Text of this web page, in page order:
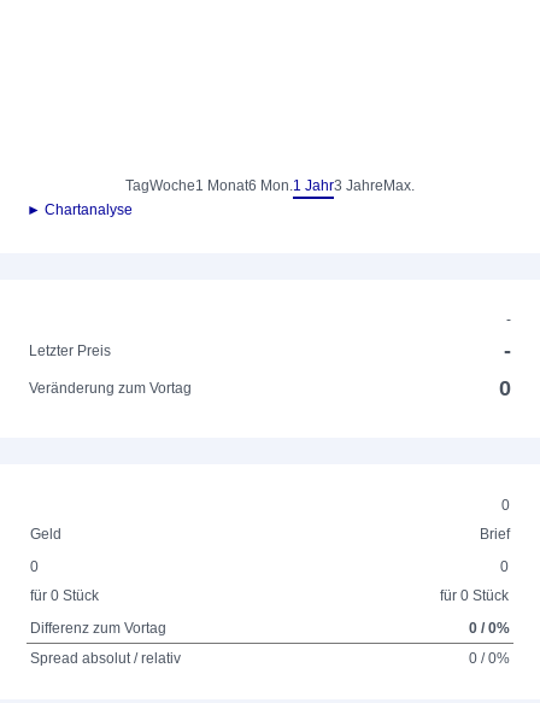
TagWoche1 Monat6 Mon.1 Jahr3 Jahre Max.
► Chartanalyse
-
Letzter Preis
-
Veränderung zum Vortag 0
0
Geld
Brief
0
für 0 Stück
0
für 0 Stück
Differenz zum Vortag
0 / 0%
Spread absolut / relativ
0 / 0%